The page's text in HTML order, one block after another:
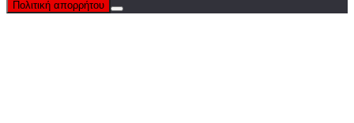
Πολιτική απορρήτου